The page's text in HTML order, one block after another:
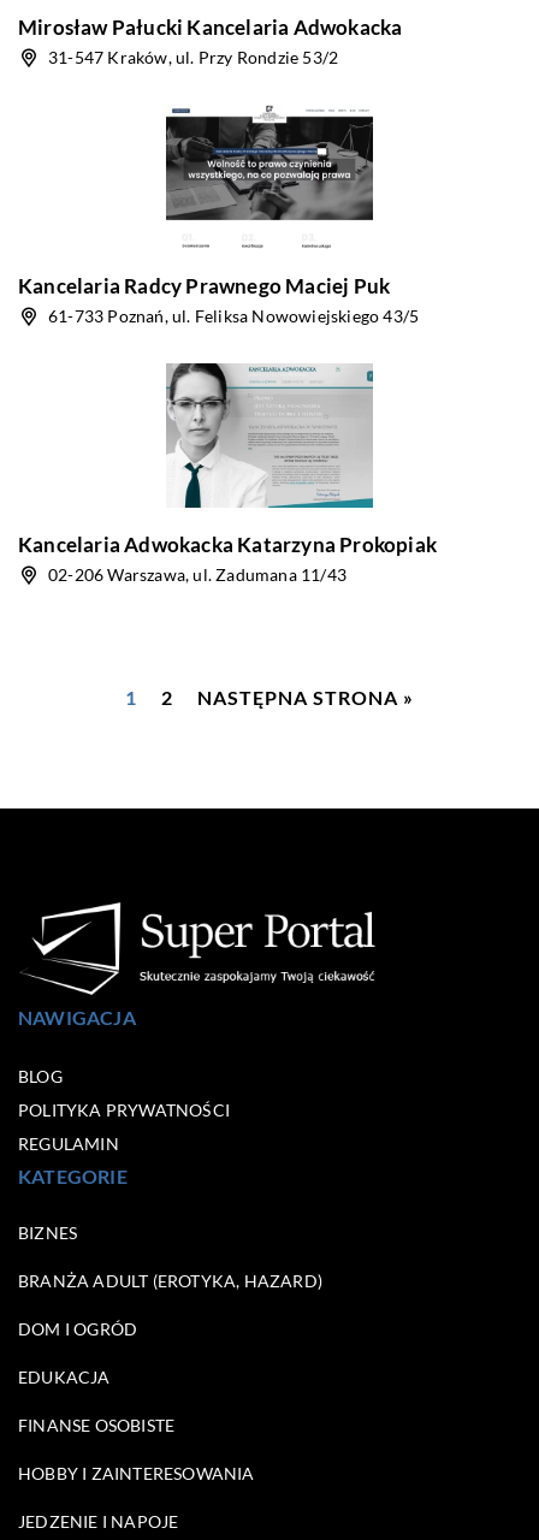
Mirosław Pałucki Kancelaria Adwokacka
31-547 Kraków, ul. Przy Rondzie 53/2
Kancelaria Radcy Prawnego Maciej Puk
61-733 Poznań, ul. Feliksa Nowowiejskiego 43/5
Kancelaria Adwokacka Katarzyna Prokopiak
02-206 Warszawa, ul. Zadumana 11/43
1 2 NASTĘPNA STRONA »
NAWIGACJA
BLOG
POLITYKA PRYWATNOŚCI
REGULAMIN
KATEGORIE
BIZNES
BRANŻA ADULT (EROTYKA, HAZARD)
DOM I OGRÓD
EDUKACJA
FINANSE OSOBISTE
HOBBY I ZAINTERESOWANIA
JEDZENIE I NAPOJE